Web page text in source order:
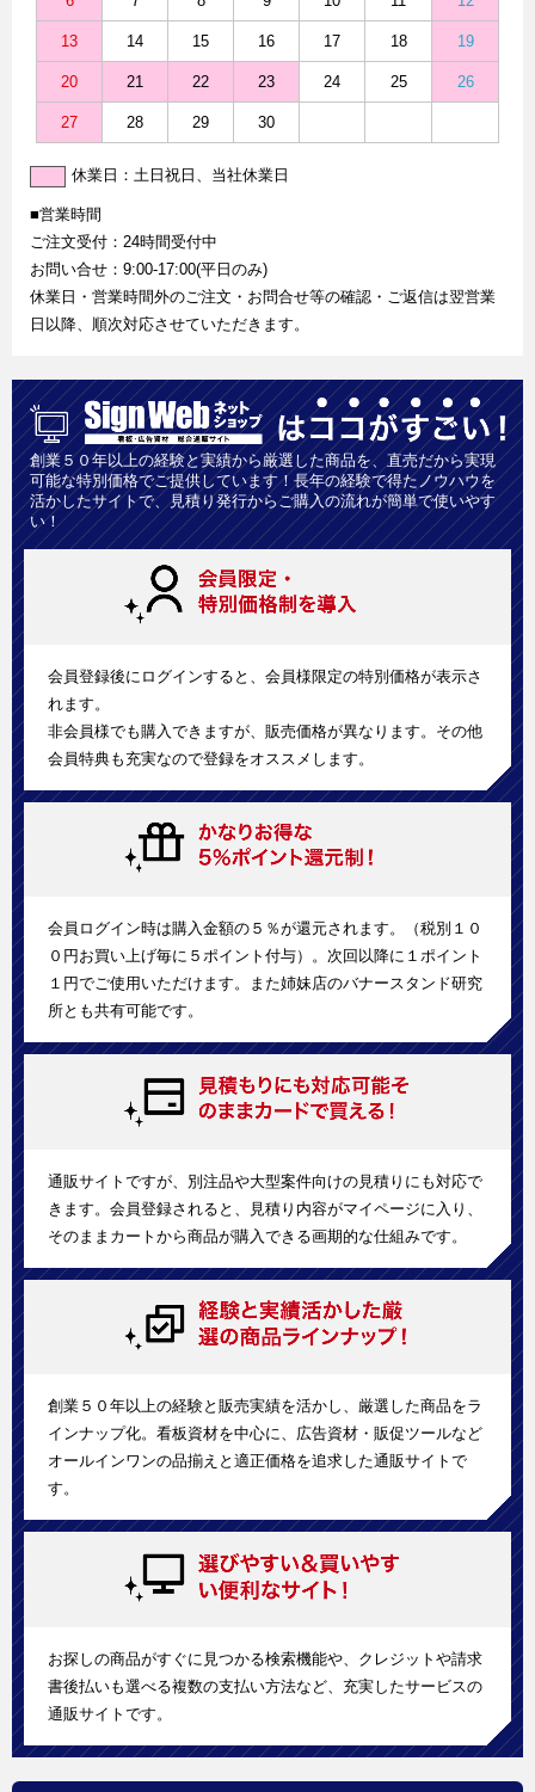
13 14 15 16 17 18 19
20 21 22 23 24 25 26
27 28 29 30
休業日：土日祝日、当社休業日
■営業時間
ご注文受付：24時間受付中
お問い合せ：9:00-17:00(平日のみ)
休業日・営業時間外のご注文・お問合せ等の確認・ご返信は翌営業
日以降、順次対応させていただきます。
創業５０年以上の経験と実績から厳選した商品を、直売だから実現
可能な特別価格でご提供しています！長年の経験で得たノウハウを
活かしたサイトで、見積り発行からご購入の流れが簡単で使いやす
い！
会員登録後にログインすると、会員様限定の特別価格が表示さ
れます。
非会員様でも購入できますが、販売価格が異なります。その他
会員特典も充実なので登録をオススメします。
会員ログイン時は購入金額の５％が還元されます。（税別１０
０円お買い上げ毎に５ポイント付与）。次回以降に１ポイント
１円でご使用いただけます。また姉妹店のバナースタンド研究
所とも共有可能です。
通販サイトですが、別注品や大型案件向けの見積りにも対応で
きます。会員登録されると、見積り内容がマイページに入り、
そのままカートから商品が購入できる画期的な仕組みです。
創業５０年以上の経験と販売実績を活かし、厳選した商品をラ
インナップ化。看板資材を中心に、広告資材・販促ツールなど
オールインワンの品揃えと適正価格を追求した通販サイトで
す。
お探しの商品がすぐに見つかる検索機能や、クレジットや請求
書後払いも選べる複数の支払い方法など、充実したサービスの
通販サイトです。